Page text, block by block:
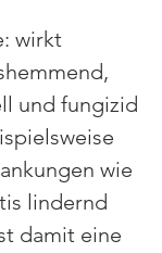
wirkt
und fungizid
wie
lindernd
damit eine